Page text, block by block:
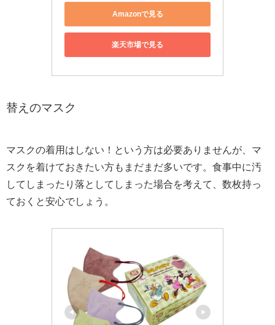
Amazonで見る
楽天市場で見る
替えのマスク
マスクの着用はしない！という方は必要ありませんが、マ
スクを着けておきたい方もまだまだ多いです。食事中に汚
してしまったり落としてしまった場合を考えて、数枚持っ
ておくと安心でしょう。